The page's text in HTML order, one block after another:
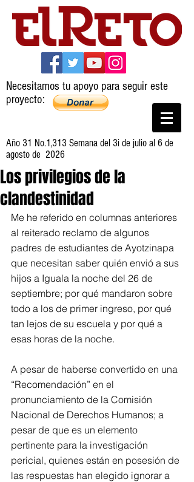
Necesitamos tu apoyo para seguir este
proyecto:
Año 31 No.1,313 Semana del 3i de julio al 6 de
agosto de 2026
Los privilegios de la
clandestinidad
Me he referido en columnas anteriores
al reiterado reclamo de algunos
padres de estudiantes de Ayotzinapa
que necesitan saber quién envió a sus
hijos a Iguala la noche del 26 de
septiembre; por qué mandaron sobre
todo a los de primer ingreso, por qué
tan lejos de su escuela y por qué a
esas horas de la noche.
A pesar de haberse convertido en una
“Recomendación” en el
pronunciamiento de la Comisión
Nacional de Derechos Humanos; a
pesar de que es un elemento
pertinente para la investigación
pericial, quienes están en posesión de
las respuestas han elegido ignorar a